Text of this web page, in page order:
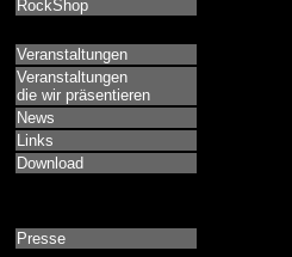
RockShop
Veranstaltungen
Veranstaltungen
die wir präsentieren
News
Links
Download
Presse